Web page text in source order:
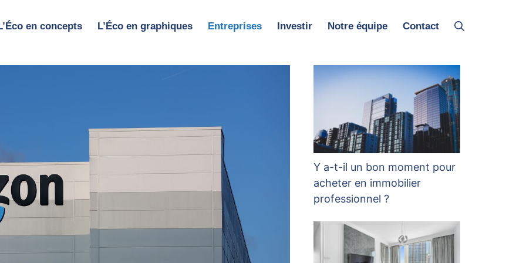
en concepts L’Éco en graphiques Entreprises Investir Notre équipe Contact
Y a-t-il un bon moment pour
acheter en immobilier
professionnel ?